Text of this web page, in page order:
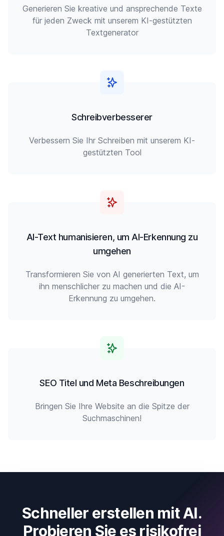
Generieren Sie kreative und ansprechende Texte
für jeden Zweck mit unserem KI-gestützten
Textgenerator
Schreibverbesserer
Verbessern Sie Ihr Schreiben mit unserem KI-
gestützten Tool
AI-Text humanisieren, um AI-Erkennung zu
umgehen
Transformieren Sie von AI generierten Text, um
ihn menschlicher zu machen und die AI-
Erkennung zu umgehen.
SEO Titel und Meta Beschreibungen
Bringen Sie Ihre Website an die Spitze der
Suchmaschinen!
Schneller erstellen mit AI.
Probieren Sie es risikofrei